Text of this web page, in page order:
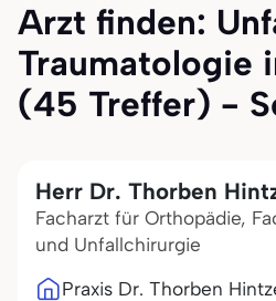
Arzt finden:
Traumatologie
(45 Treffer) -
Herr Dr. Thorben
Facharzt für Orthopädie,
und Unfallchirurgie
Praxis Dr. Thorben